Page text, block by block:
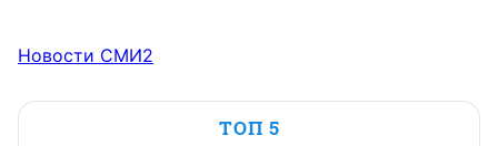
Новости СМИ2
ТОП 5